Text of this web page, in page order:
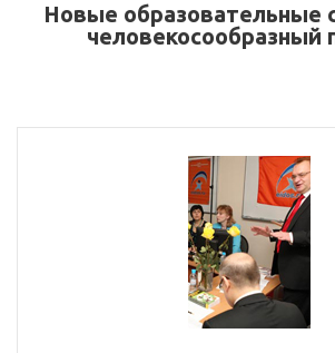
Новые образовательные
человекосообразный